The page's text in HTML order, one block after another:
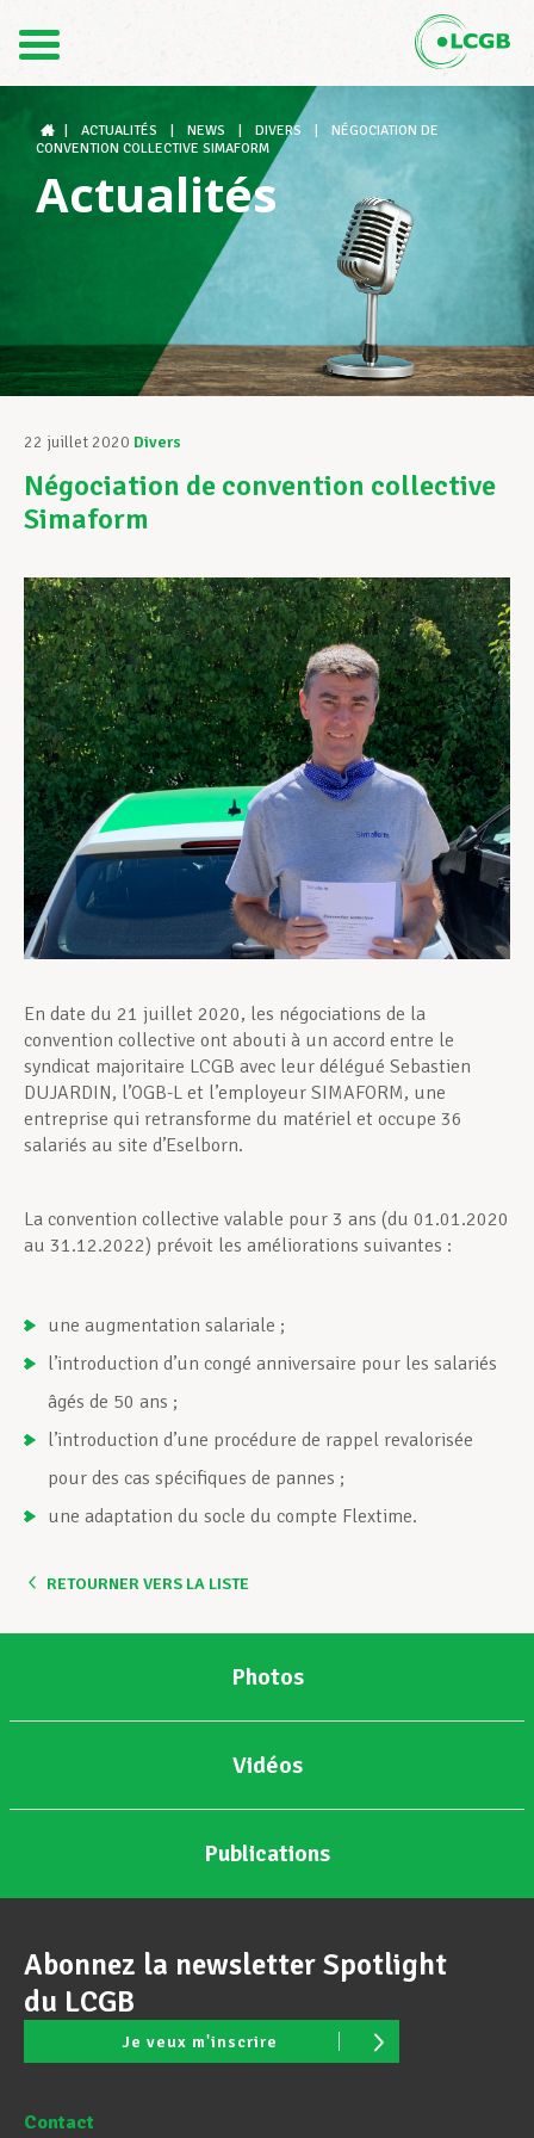
DE
Le LCGB
Structures syndicales
Assistance au Travail
Vos droits
Assistance en vie privée
Développement professionnel
Devenir Membre
Actualités
ACTUALITÉS NEWS DIVERS
NÉGOCIATION DE
CONVENTION COLLECTIVE SIMAFORM
Actualités
22 juillet 2020 Divers
Négociation de convention collective
Simaform
En date du 21 juillet 2020, les négociations de la
convention collective ont abouti à un accord entre le
syndicat majoritaire LCGB avec leur délégué Sebastien
DUJARDIN, l’OGB-L et l’employeur SIMAFORM, une
entreprise qui retransforme du matériel et occupe 36
salariés au site d’Eselborn.
La convention collective valable pour 3 ans (du 01.01.2020
au 31.12.2022) prévoit les améliorations suivantes :
une augmentation salariale ;
l’introduction d’un congé anniversaire pour les salariés
âgés de 50 ans ;
l’introduction d’une procédure de rappel revalorisée
pour des cas spécifiques de pannes ;
une adaptation du socle du compte Flextime.
RETOURNER VERS LA LISTE
Photos
Vidéos
Publications
Abonnez la newsletter Spotlight
du LCGB
Je veux m'inscrire
Contact